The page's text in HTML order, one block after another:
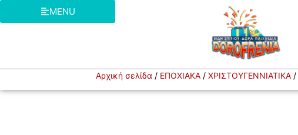
MENU
Αρχική σελίδα / ΕΠΟΧΙΑΚΑ / ΧΡΙΣΤΟΥΓΕΝΝΙΑΤΙΚΑ /